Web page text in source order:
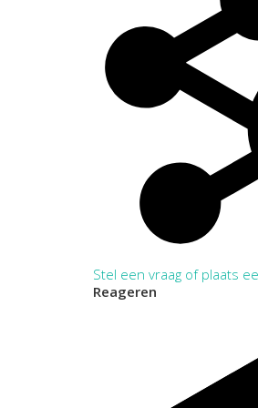
Stel een vraag of plaats
Reageren